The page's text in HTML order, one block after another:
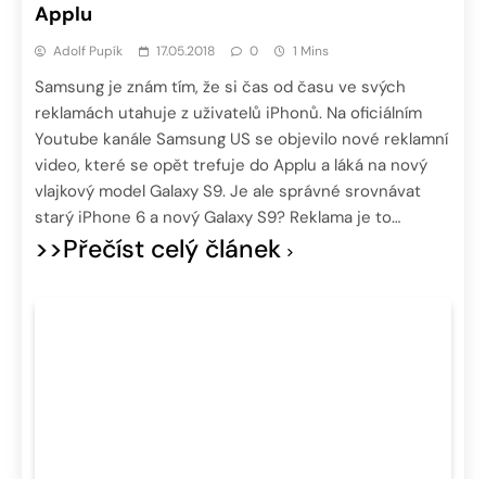
Applu
Adolf Pupík 17.05.2018 0 1 Mins
Samsung je znám tím, že si čas od času ve svých
reklamách utahuje z uživatelů iPhonů. Na oficiálním
Youtube kanále Samsung US se objevilo nové reklamní
video, které se opět trefuje do Applu a láká na nový
vlajkový model Galaxy S9. Je ale správné srovnávat
starý iPhone 6 a nový Galaxy S9? Reklama je to…
>>Přečíst celý článek